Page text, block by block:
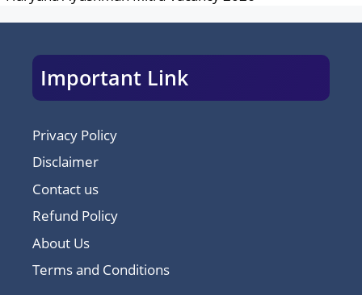
Important Link
Privacy Policy
Disclaimer
Contact us
Refund Policy
About Us
Terms and Conditions